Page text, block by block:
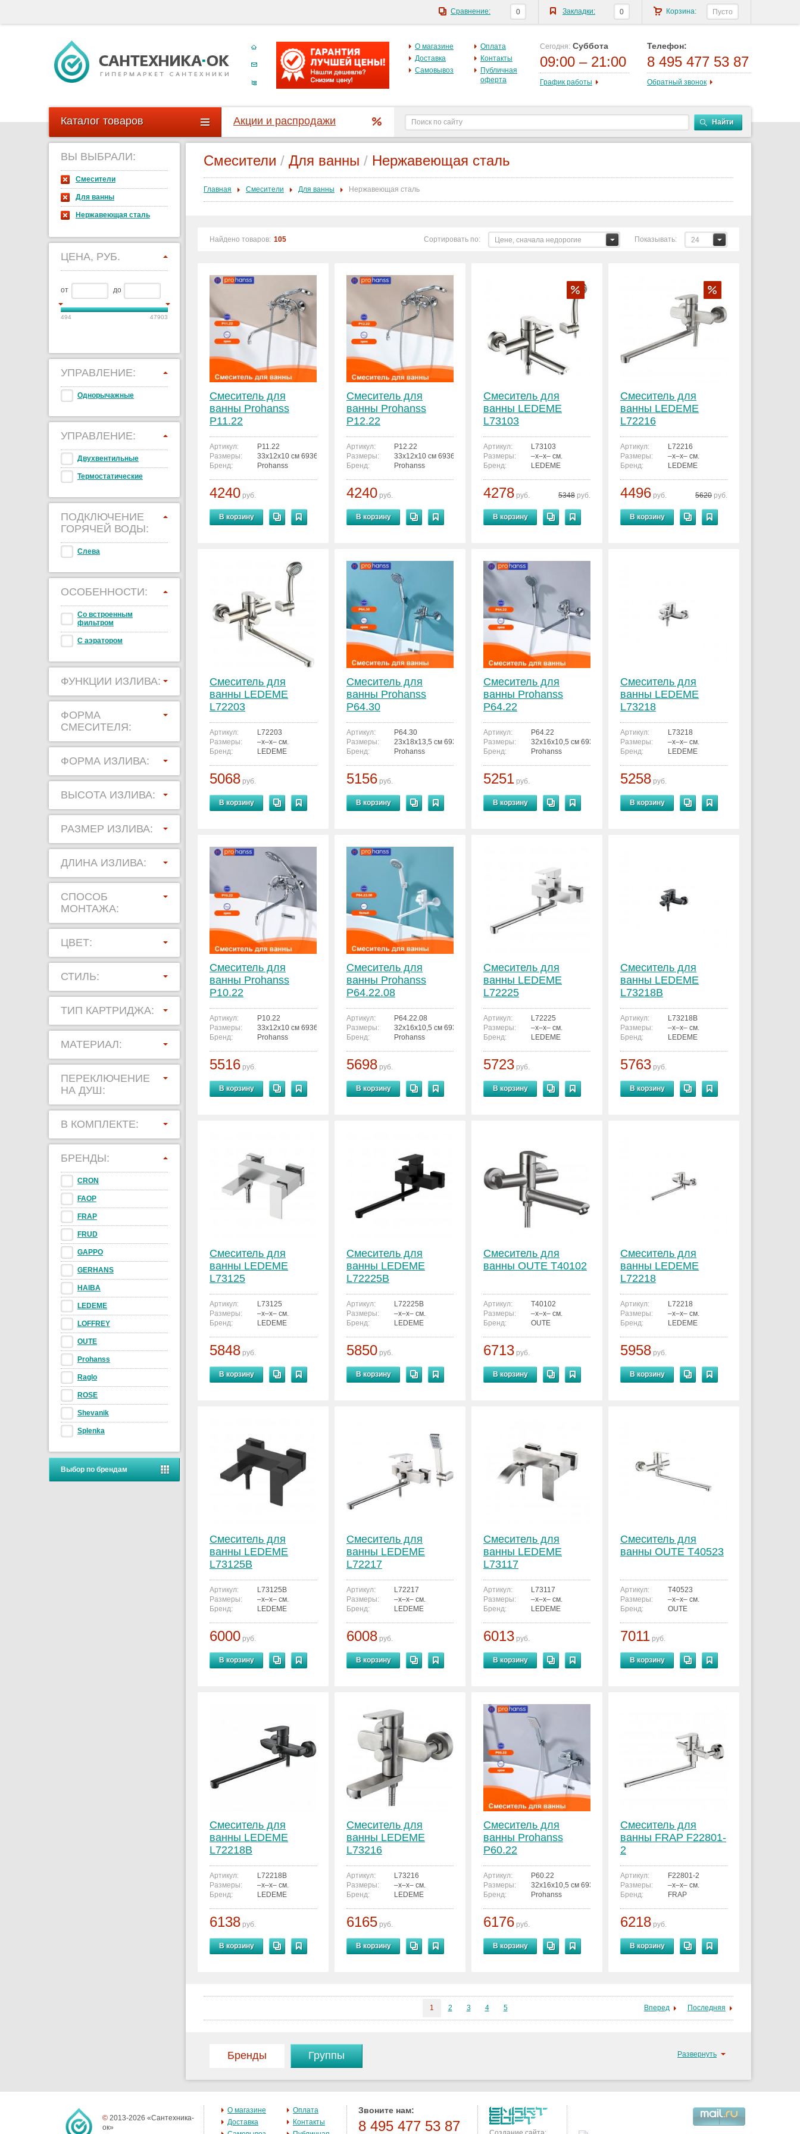
О магазине
Доставка
Самовывоз
Оплата
Контакты
Публичная
оферта
Сегодня: Суббота
09:00 – 21:00
График работы
Телефон:
8 495 477 53 87
Обратный звонок
Каталог товаров Акции и распродажи Найти
ВЫ ВЫБРАЛИ:
Смесители
Для ванны
Нержавеющая сталь
ЦЕНА, РУБ.
от до
494 47903
УПРАВЛЕНИЕ:
Однорычажные
УПРАВЛЕНИЕ:
Двухвентильные
Термостатические
ПОДКЛЮЧЕНИЕ
ГОРЯЧЕЙ ВОДЫ:
Слева
ОСОБЕННОСТИ:
Со встроенным
фильтром
С аэратором
ФУНКЦИИ ИЗЛИВА:
ФОРМА
СМЕСИТЕЛЯ:
ФОРМА ИЗЛИВА:
ВЫСОТА ИЗЛИВА:
РАЗМЕР ИЗЛИВА:
ДЛИНА ИЗЛИВА:
СПОСОБ
МОНТАЖА:
ЦВЕТ:
СТИЛЬ:
ТИП КАРТРИДЖА:
МАТЕРИАЛ:
ПЕРЕКЛЮЧЕНИЕ
НА ДУШ:
В КОМПЛЕКТЕ:
БРЕНДЫ:
CRON
FAOP
FRAP
FRUD
GAPPO
GERHANS
HAIBA
LEDEME
LOFFREY
OUTE
Prohanss
Raglo
ROSE
Shevanik
Splenka
Выбор по брендам
Смесители / Для ванны / Нержавеющая сталь
Главная Смесители Для ванны Нержавеющая сталь
Найдено товаров: 105 Показывать: 24
Сортировать по: Цене, сначала недорогие
Смеситель для
ванны Prohanss
P11.22
Артикул:
P11.22
Размеры:
33x12x10 см 6936763303413
Бренд:
Prohanss
4240 руб.
В корзину
Смеситель для
ванны Prohanss
P12.22
Артикул:
P12.22
Размеры:
33x12x10 см 6936763303437
Бренд:
Prohanss
4240 руб.
В корзину
Смеситель для
ванны LEDEME
L73103
Артикул:
L73103
Размеры:
–x–x– см.
Бренд:
LEDEME
4278 руб. 5348 руб.
В корзину
Смеситель для
ванны LEDEME
L72216
Артикул:
L72216
Размеры:
–x–x– см.
Бренд:
LEDEME
4496 руб. 5620 руб.
В корзину
Смеситель для
ванны LEDEME
L72203
Артикул:
L72203
Размеры:
–x–x– см.
Бренд:
LEDEME
5068 руб.
В корзину
Смеситель для
ванны Prohanss
P64.30
Артикул:
P64.30
Размеры:
23x18x13,5 см 6936763303871
Бренд:
Prohanss
5156 руб.
В корзину
Смеситель для
ванны Prohanss
P64.22
Артикул:
P64.22
Размеры:
32x16x10,5 см 6936763303840
Бренд:
Prohanss
5251 руб.
В корзину
Смеситель для
ванны LEDEME
L73218
Артикул:
L73218
Размеры:
–x–x– см.
Бренд:
LEDEME
5258 руб.
В корзину
Смеситель для
ванны Prohanss
P10.22
Артикул:
P10.22
Размеры:
33x12x10 см 6936763303352
Бренд:
Prohanss
5516 руб.
В корзину
Смеситель для
ванны Prohanss
P64.22.08
Артикул:
P64.22.08
Размеры:
32x16x10,5 см 6936763303857
Бренд:
Prohanss
5698 руб.
В корзину
Смеситель для
ванны LEDEME
L72225
Артикул:
L72225
Размеры:
–x–x– см.
Бренд:
LEDEME
5723 руб.
В корзину
Смеситель для
ванны LEDEME
L73218B
Артикул:
L73218B
Размеры:
–x–x– см.
Бренд:
LEDEME
5763 руб.
В корзину
Смеситель для
ванны LEDEME
L73125
Артикул:
L73125
Размеры:
–x–x– см.
Бренд:
LEDEME
5848 руб.
В корзину
Смеситель для
ванны LEDEME
L72225B
Артикул:
L72225B
Размеры:
–x–x– см.
Бренд:
LEDEME
5850 руб.
В корзину
Смеситель для
ванны OUTE T40102
Артикул:
T40102
Размеры:
–x–x– см.
Бренд:
OUTE
6713 руб.
В корзину
Смеситель для
ванны LEDEME
L72218
Артикул:
L72218
Размеры:
–x–x– см.
Бренд:
LEDEME
5958 руб.
В корзину
Смеситель для
ванны LEDEME
L73125B
Артикул:
L73125B
Размеры:
–x–x– см.
Бренд:
LEDEME
6000 руб.
В корзину
Смеситель для
ванны LEDEME
L72217
Артикул:
L72217
Размеры:
–x–x– см.
Бренд:
LEDEME
6008 руб.
В корзину
Смеситель для
ванны LEDEME
L73117
Артикул:
L73117
Размеры:
–x–x– см.
Бренд:
LEDEME
6013 руб.
В корзину
Смеситель для
ванны OUTE T40523
Артикул:
T40523
Размеры:
–x–x– см.
Бренд:
OUTE
7011 руб.
В корзину
Смеситель для
ванны LEDEME
L72218B
Артикул:
L72218B
Размеры:
–x–x– см.
Бренд:
LEDEME
6138 руб.
В корзину
Смеситель для
ванны LEDEME
L73216
Артикул:
L73216
Размеры:
–x–x– см.
Бренд:
LEDEME
6165 руб.
В корзину
Смеситель для
ванны Prohanss
P60.22
Артикул:
P60.22
Размеры:
32x16x10,5 см 6936763303529
Бренд:
Prohanss
6176 руб.
В корзину
Смеситель для
ванны FRAP F22801-
2
Артикул:
F22801-2
Размеры:
–x–x– см.
Бренд:
FRAP
6218 руб.
В корзину
1 2 3 4 5 Вперед Последняя
Бренды Группы Развернуть
© 2013-2026 «Сантехника-
ок»
О магазине
Доставка
Оплата
Контакты
Звоните нам:
8 495 477 53 87
Корзина: Пусто
Закладки: 0
Сравнение: 0